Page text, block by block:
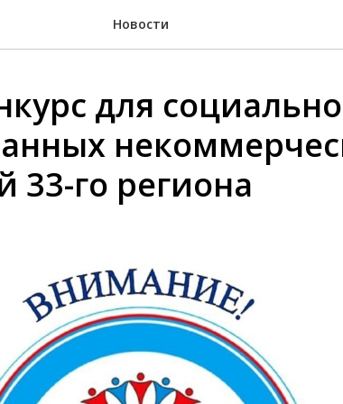
Новости
для социально
33-го региона